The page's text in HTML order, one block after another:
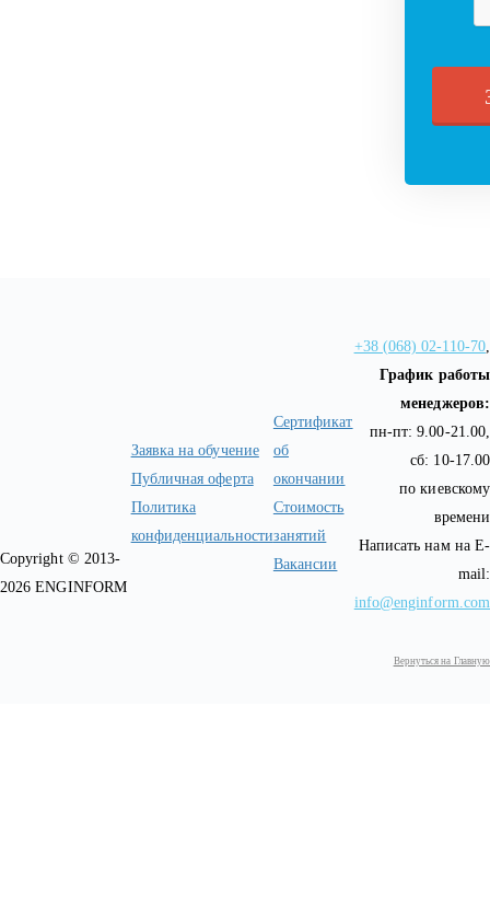
Copyright © 2013-
2026 ENGINFORM
Заявка на обучение
Публичная оферта
Политика
конфиденциальности
Сертификат
об
окончании
Стоимость
занятий
Вакансии
+38 (068) 02-110-70,
График работы
менеджеров:
пн-пт: 9.00-21.00,
сб: 10-17.00
по киевскому
времени
Написать нам на E-
mail:
info@enginform.com
Вернуться на Главную